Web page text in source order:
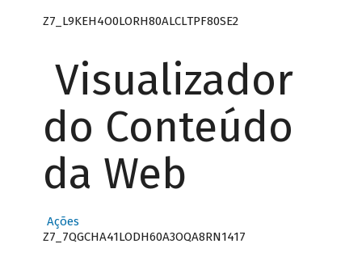
Z7_L9KEH4O0LORH80ALCLTPF80SE2
Visualizador
do Conteúdo
da Web
Ações
Z7_7QGCHA41LODH60A3OQA8RN1417